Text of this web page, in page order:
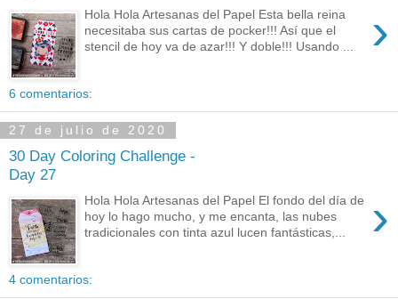
›
Hola Hola Artesanas del Papel Esta bella reina
necesitaba sus cartas de pocker!!! Así que el
stencil de hoy va de azar!!! Y doble!!! Usando ...
6 comentarios:
27 de julio de 2020
30 Day Coloring Challenge -
Day 27
›
Hola Hola Artesanas del Papel El fondo del día de
hoy lo hago mucho, y me encanta, las nubes
tradicionales con tinta azul lucen fantásticas,...
4 comentarios: